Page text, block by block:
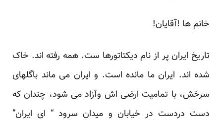
خانم ها !آقایان!
تاریخ ایران پر از نام دیکتاتورها ست. همه رفته اند. خاک
شده اند. ایران ما مانده است. و ایران می ماند باگلهای
سرخش، با تمامیت ارضی اش وآزاد می شود، چندان که
دست دردست در خیابان و میدان سرود “ ای ایران”